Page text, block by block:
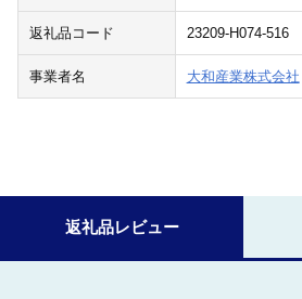
返礼品コード 23209-H074-516
事業者名 大和産業株式会社
返礼品レビュー